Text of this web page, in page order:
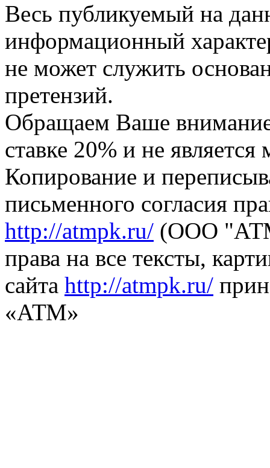
Весь публикуемый на
информационный
не может служить
претензий.
Обращаем Ваше
ставке 20% и не
Копирование и
письменного согласия
http://atmpk.ru/ (ООО
права на все тексты,
сайта http://atmpk.ru/
«АТМ»